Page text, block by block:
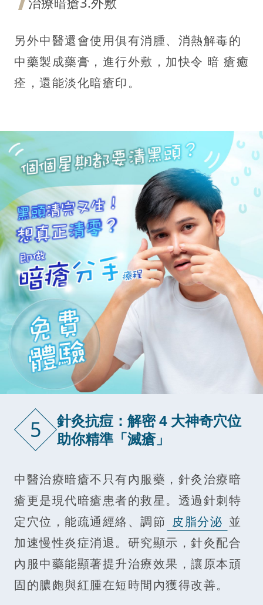
另外中醫還會使用俱有消腫、消熱解毒的
中藥製成藥膏，進行外敷，加快令 暗 瘡癒
痊，還能淡化暗瘡印。
5
針灸抗痘：解密 4 大神奇穴位
助你精準「滅瘡」
中醫治療暗瘡不只有內服藥，針灸治療暗
瘡更是現代暗瘡患者的救星。透過針刺特
定穴位，能疏通經絡、調節 皮脂分泌 並
加速慢性炎症消退。研究顯示，針灸配合
內服中藥能顯著提升治療效果，讓原本頑
固的膿皰與紅腫在短時間內獲得改善。